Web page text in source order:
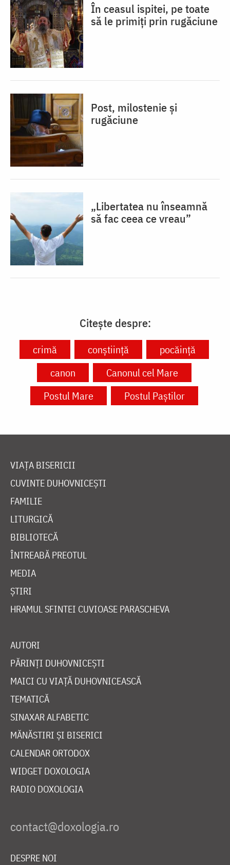
În ceasul ispitei, pe toate
să le primiți prin rugăciune
Post, milostenie și
rugăciune
„Libertatea nu înseamnă
să fac ceea ce vreau”
Citește despre:
crimă conștiință
pocăință
canon
Canonul cel Mare
Postul Mare
Postul Paștilor
VIAȚA BISERICII
CUVINTE DUHOVNICEȘTI
FAMILIE
LITURGICĂ
BIBLIOTECĂ
ÎNTREABĂ PREOTUL
MEDIA
ȘTIRI
HRAMUL SFINTEI CUVIOASE PARASCHEVA
AUTORI
PĂRINȚI DUHOVNICEȘTI
MAICI CU VIAȚĂ DUHOVNICEASCĂ
TEMATICĂ
SINAXAR ALFABETIC
MĂNĂSTIRI ȘI BISERICI
CALENDAR ORTODOX
WIDGET DOXOLOGIA
RADIO DOXOLOGIA
DESPRE NOI